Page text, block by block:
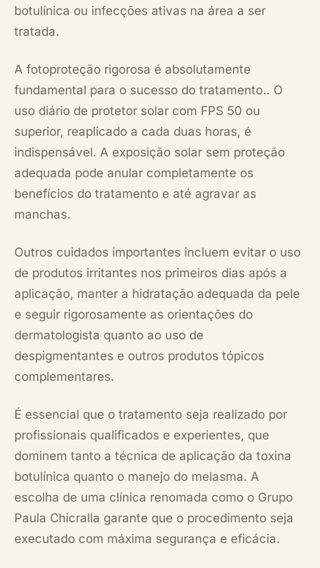
botulínica ou infecções ativas na área a ser
tratada.
A fotoproteção rigorosa é absolutamente
fundamental para o sucesso do tratamento.. O
uso diário de protetor solar com FPS 50 ou
superior, reaplicado a cada duas horas, é
indispensável. A exposição solar sem proteção
adequada pode anular completamente os
benefícios do tratamento e até agravar as
manchas.
Outros cuidados importantes incluem evitar o uso
de produtos irritantes nos primeiros dias após a
aplicação, manter a hidratação adequada da pele
e seguir rigorosamente as orientações do
dermatologista quanto ao uso de
despigmentantes e outros produtos tópicos
complementares.
É essencial que o tratamento seja realizado por
profissionais qualificados e experientes, que
dominem tanto a técnica de aplicação da toxina
botulínica quanto o manejo do melasma. A
escolha de uma clínica renomada como o Grupo
Paula Chicralla garante que o procedimento seja
executado com máxima segurança e eficácia.